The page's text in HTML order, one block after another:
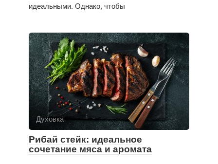
идеальными. Однако, чтобы
Духовка
Рибай стейк: идеальное
сочетание мяса и аромата